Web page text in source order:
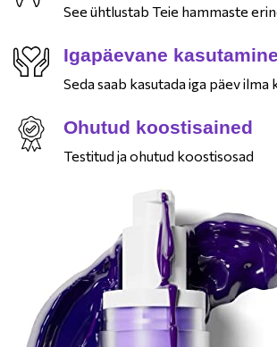
See ühtlustab Teie hammaste
Igapäevane kasutamine
Seda saab kasutada iga päev
Ohutud koostisained
Testitud ja ohutud koostisosad